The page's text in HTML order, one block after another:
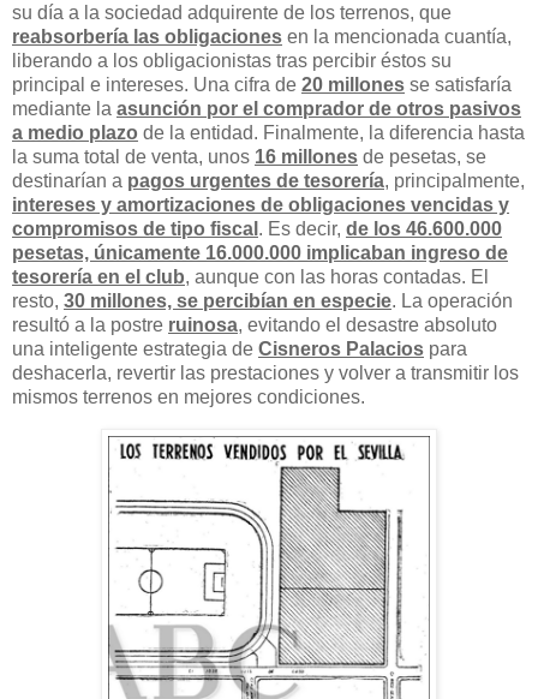
su día a la sociedad adquirente de los terrenos, que
reabsorbería las obligaciones en la mencionada cuantía,
liberando a los obligacionistas tras percibir éstos su
principal e intereses. Una cifra de 20 millones se satisfaría
mediante la asunción por el comprador de otros pasivos
a medio plazo de la entidad. Finalmente, la diferencia hasta
la suma total de venta, unos 16 millones de pesetas, se
destinarían a pagos urgentes de tesorería, principalmente,
intereses y amortizaciones de obligaciones vencidas y
compromisos de tipo fiscal . Es decir, de los 46.600.000
pesetas, únicamente 16.000.000 implicaban ingreso de
tesorería en el club, aunque con las horas contadas. El
resto, 30 millones, se percibían en especie. La operación
resultó a la postre ruinosa, evitando el desastre absoluto
una inteligente estrategia de Cisneros Palacios para
deshacerla, revertir las prestaciones y volver a transmitir los
mismos terrenos en mejores condiciones.